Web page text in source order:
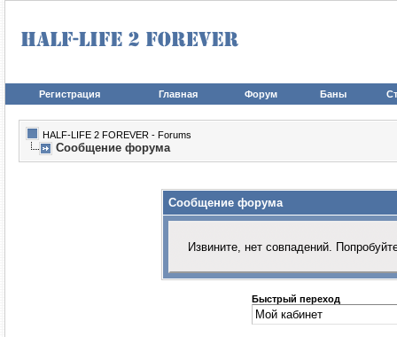
Регистрация Главная Форум Баны
HALF-LIFE 2 FOREVER - Forums
Сообщение форума
Сообщение форума
Извините, нет совпадений.
Быстрый переход